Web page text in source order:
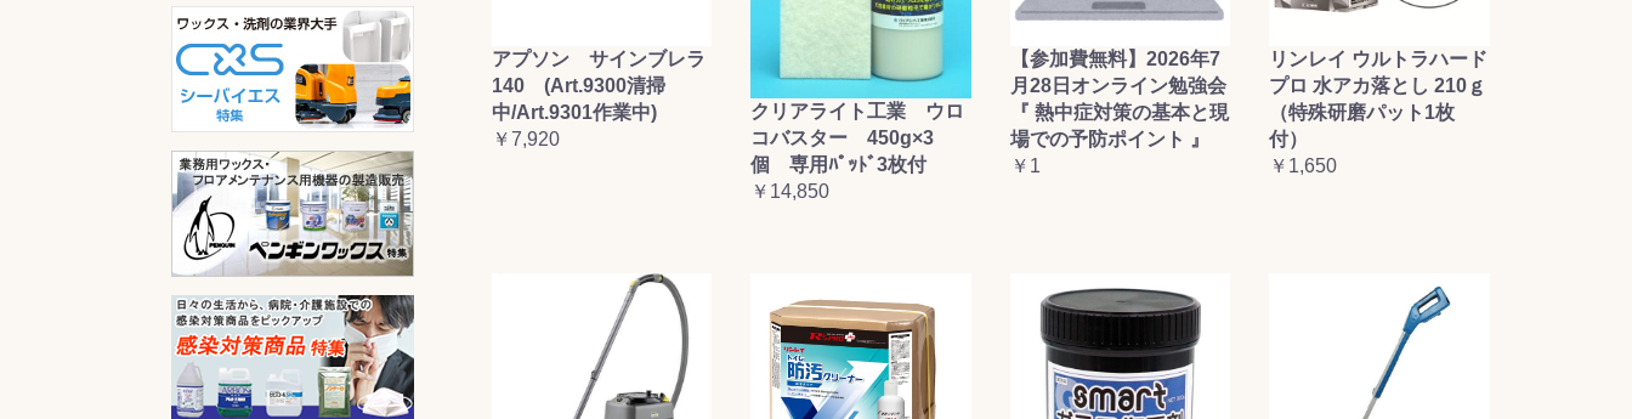
アプソン サインブレラ
140 (Art.9300清掃
中/Art.9301作業中)
￥7,920
クリアライト工業 ウロ
コバスター 450g×3
個 専用ﾊﾟｯﾄﾞ3枚付
￥14,850
【参加費無料】2026年7
月28日オンライン勉強会
『 熱中症対策の基本と現
場での予防ポイント 』
￥1
リンレイ ウルトラハード
プロ 水アカ落とし 210ｇ
（特殊研磨パット1枚
付）
￥1,650